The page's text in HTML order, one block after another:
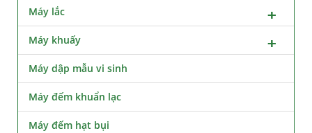
Máy lắc
Máy khuấy
Máy dập mẫu vi sinh
Máy đếm khuẩn lạc
Máy đếm hạt bụi